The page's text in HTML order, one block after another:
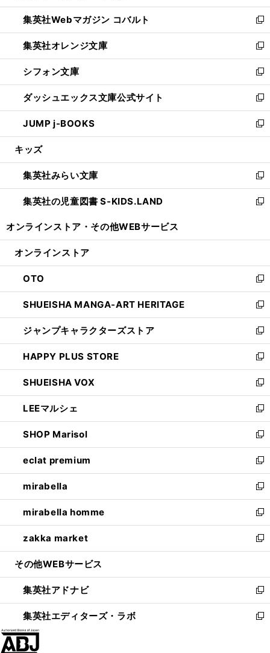
開
く
ウ
で
開
く
ン
ド
ウ
で
開
く
ウ
ィ
ン
ド
ウ
で
開
く
集英社Webマガジン コバルト
新
し
い
ウ
ィ
ン
ド
ウ
で
開
集英社オレンジ文庫
新
し
い
ウ
ィ
ン
ド
ウ
開
く
シフォン文庫
新
し
い
ウ
ィ
ン
ウ
で
開
く
ダッシュエックス文庫公式サイト
新
し
い
ウ
ン
ド
ウ
で
JUMP j-BOOKS
新
し
ウ
ィ
ン
ド
開
キッズ
集英社みらい文庫
新
し
い
ン
ウ
で
開
く
集英社の児童図書 S-KIDS.LAND
新
ウ
ン
ド
ウ
で
開
く
オンラインストア・ その他WEBサービス
オンラインストア
OTO
新
し
い
ウ
ィ
ン
ド
ウ
で
開
く
SHUEISHA MANGA-ART HERITAGE
新
し
い
ウ
ィ
ン
ド
ウ
で
開
く
ジャンプキャラクターズストア
新
し
い
ウ
ィ
ン
ド
ウ
で
開
く
HAPPY PLUS STORE
新
し
い
ウ
ィ
ン
ド
ウ
で
開
く
SHUEISHA VOX
新
し
い
ウ
ィ
ン
ド
ウ
で
開
く
LEEマルシェ
新
し
い
ウ
ィ
ン
ド
ウ
で
開
く
SHOP Marisol
新
し
い
ウ
ィ
ン
ド
ウ
で
開
eclat premium
新
し
い
ウ
ィ
ン
ド
ウ
開
く
mirabella
新
し
い
ウ
ィ
ン
ウ
で
開
く
mirabella homme
新
し
い
ウ
ン
ド
ウ
で
zakka market
新
し
ウ
ィ
ン
ド
その他WEBサービス
集英社アドナビ
新
し
い
集英社エディターズ・ラボ
新